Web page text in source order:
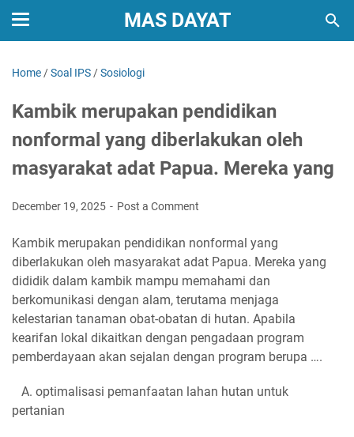
MAS DAYAT
Home /Soal IPS /Sosiologi
Kambik merupakan pendidikan
nonformal yang diberlakukan oleh
masyarakat adat Papua. Mereka yang
December 19, 2025 Post a Comment
Kambik merupakan pendidikan nonformal yang
diberlakukan oleh masyarakat adat Papua. Mereka yang
dididik dalam kambik mampu memahami dan
berkomunikasi dengan alam, terutama menjaga
kelestarian tanaman obat-obatan di hutan. Apabila
kearifan lokal dikaitkan dengan pengadaan program
pemberdayaan akan sejalan dengan program berupa ….
A. optimalisasi pemanfaatan lahan hutan untuk
pertanian